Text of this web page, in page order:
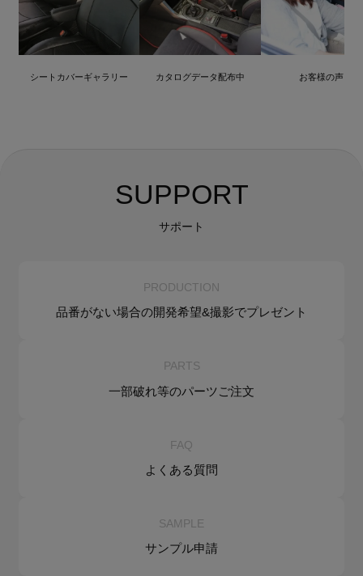
シートカバーギャラリー カタログデータ配布中 お客様の声
SUPPORT
サポート
PRODUCTION
品番がない場合の開発希望&撮影でプレゼント
PARTS
一部破れ等のパーツご注文
FAQ
よくある質問
SAMPLE
サンプル申請